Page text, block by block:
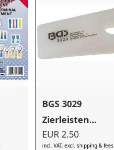
BGS 3029
Zierleisten...
EUR 2.50
incl. VAT, excl. shipping & fees